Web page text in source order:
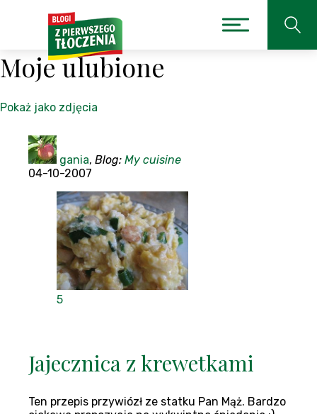
Moje ulubione
Pokaż jako zdjęcia
gania, Blog: My cuisine
04-10-2007
5
Jajecznica z krewetkami
Ten przepis przywiózł ze statku Pan Mąż. Bardzo